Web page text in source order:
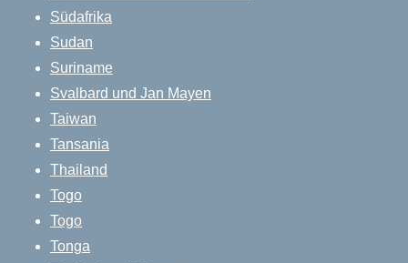
Südafrika
Sudan
Suriname
Svalbard und Jan Mayen
Taiwan
Tansania
Thailand
Togo
Togo
Tonga